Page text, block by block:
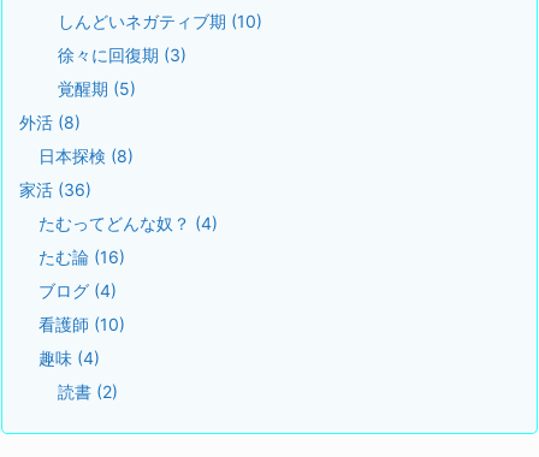
しんどいネガティブ期 (10)
徐々に回復期 (3)
覚醒期 (5)
外活 (8)
日本探検 (8)
家活 (36)
たむってどんな奴？ (4)
たむ論 (16)
ブログ (4)
看護師 (10)
趣味 (4)
読書 (2)